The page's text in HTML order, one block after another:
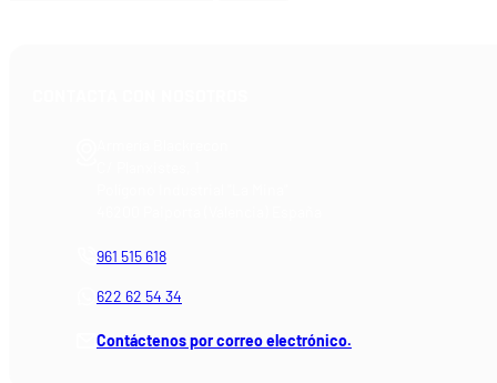
961 515 618
622 62 54 34
Contáctenos por correo electrónico.